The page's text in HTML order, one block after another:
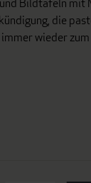
Bildtafeln mit
die
wieder